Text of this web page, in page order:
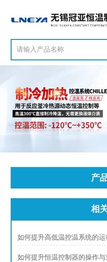
产
相
如何提升高低温控温系统的运
如何提升恒温控制器的操作